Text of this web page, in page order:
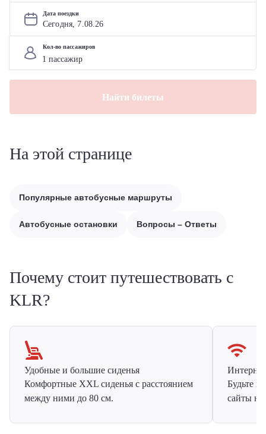
Дата поездки
Сегодня, 7.08.26
Кол-во пассажиров
Найти билеты
На этой странице
Популярные автобусные маршруты
Автобусные остановки Вопросы – Ответы
Почему стоит путешествовать с
KLR?
Удобные и большие сиденья
Комфортные XXL сиденья с расстоянием
между ними до 80 см.
Будьте
сайты на